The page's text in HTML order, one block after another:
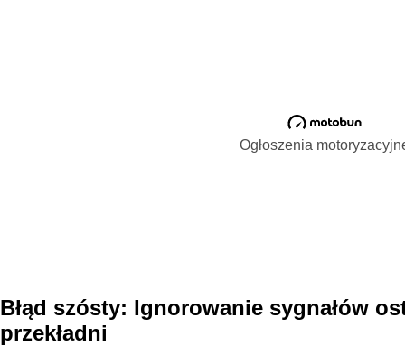
Ogłoszenia
Błąd szósty: Ignorowanie sygnałów
przekładni